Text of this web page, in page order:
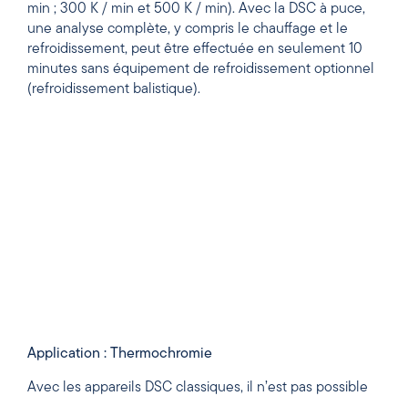
min ; 300 K / min et 500 K / min). Avec la DSC à puce,
une analyse complète, y compris le chauffage et le
refroidissement, peut être effectuée en seulement 10
minutes sans équipement de refroidissement optionnel
(refroidissement balistique).
Application : Thermochromie
Avec les appareils DSC classiques, il n’est pas possible